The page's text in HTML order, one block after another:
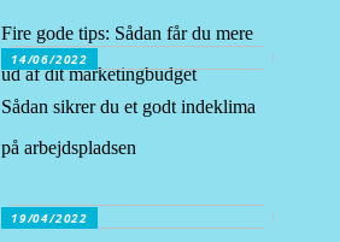
Fire gode tips: Sådan får du mere
ud af dit marketingbudget
14/06/2022
Sådan sikrer du et godt indeklima
på arbejdspladsen
19/04/2022